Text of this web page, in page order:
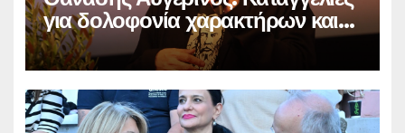
για δολοφονία χαρακτήρων και
παραπληροφόρηση